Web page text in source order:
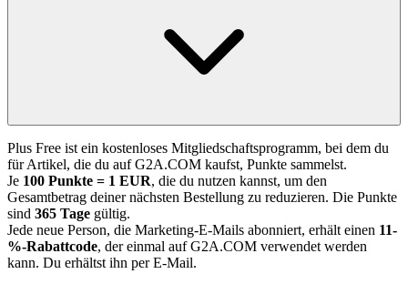
Plus Free ist ein kostenloses Mitgliedschaftsprogramm, bei dem du
für Artikel, die du auf G2A.COM kaufst, Punkte sammelst.
Je 100 Punkte = 1 EUR, die du nutzen kannst, um den
Gesamtbetrag deiner nächsten Bestellung zu reduzieren. Die Punkte
sind 365 Tage gültig.
Jede neue Person, die Marketing-E-Mails abonniert, erhält einen 11-
%-Rabattcode, der einmal auf G2A.COM verwendet werden
kann. Du erhältst ihn per E-Mail.